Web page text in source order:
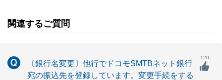
関連するご質問
〔銀行名変更〕他行でドコモSMTBネット銀行
宛の振込先を登録しています。変更手続をする
120